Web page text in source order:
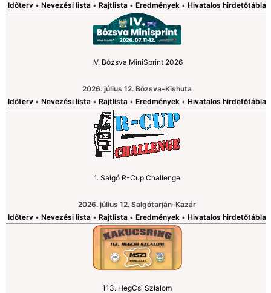
Időterv • Nevezési lista • Rajtlista • Eredmények • Hivatalos hirdetőtábla
IV. Bózsva MiniSprint 2026
2026. július 12. Bózsva-Kishuta
Időterv • Nevezési lista • Rajtlista • Eredmények • Hivatalos hirdetőtábla
1. Salgó R-Cup Challenge
2026. július 12. Salgótarján-Kazár
Időterv • Nevezési lista • Rajtlista • Eredmények • Hivatalos hirdetőtábla
113. HegCsi Szlalom